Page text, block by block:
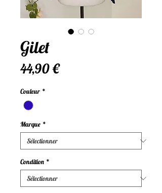
Gilet
44,90 €Prix
Couleur *
Marque *
Condition *